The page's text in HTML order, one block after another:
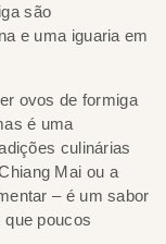
são
e uma iguaria em
ovos de formiga
é uma
culinárias
Mai ou a
– é um sabor
que poucos